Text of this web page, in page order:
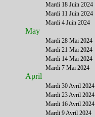
Mardi 18 Juin 2024
Mardi 11 Juin 2024
Mardi 4 Juin 2024
May
Mardi 28 Mai 2024
Mardi 21 Mai 2024
Mardi 14 Mai 2024
Mardi 7 Mai 2024
April
Mardi 30 Avril 2024
Mardi 23 Avril 2024
Mardi 16 Avril 2024
Mardi 9 Avril 2024